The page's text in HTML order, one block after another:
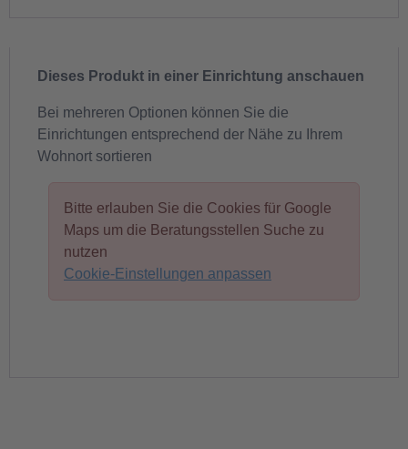
Dieses Produkt in einer Einrichtung anschauen
Bei mehreren Optionen können Sie die
Einrichtungen entsprechend der Nähe zu Ihrem
Wohnort sortieren
Bitte erlauben Sie die Cookies für Google
Maps um die Beratungsstellen Suche zu
nutzen
Cookie-Einstellungen anpassen